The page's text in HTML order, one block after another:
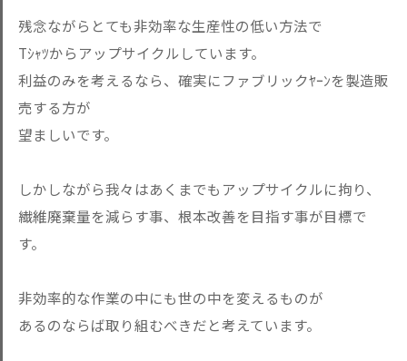
残念ながらとても非効率な生産性の低い方法で
Tｼｬﾂからアップサイクルしています。
利益のみを考えるなら、確実にファブリックﾔｰﾝを製造販
売する方が
望ましいです。
しかしながら我々はあくまでもアップサイクルに拘り、
繊維廃棄量を減らす事、根本改善を目指す事が目標で
す。
非効率的な作業の中にも世の中を変えるものが
あるのならば取り組むべきだと考えています。